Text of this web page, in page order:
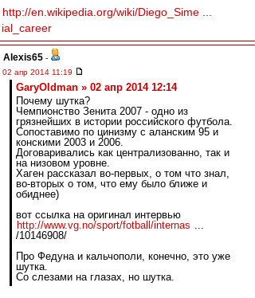
http://en.wikipedia.org/wiki/Diego_Sime ...
ial_career
Alexis65 -
02 апр 2014 11:19
GaryOldman » 02 апр 2014 12:14
Почему шутка?
Чемпионство Зенита 2007 - одно из
грязнейших в истории российского футбола.
Сопоставимо по цинизму с аланским 95 и
конскими 2003 и 2006.
Договаривались как централизованно, так и
на низовом уровне.
Хаген рассказал во-первых, о том что знал,
во-вторых о том, что ему было ближе и
обиднее)
вот ссылка на оригинал интервью
http://www.vg.no/sport/fotball/internas ...
/10146908/
Про Федуна и кальчополи, конечно, это уже
шутка.
Со слезами на глазах, но шутка.